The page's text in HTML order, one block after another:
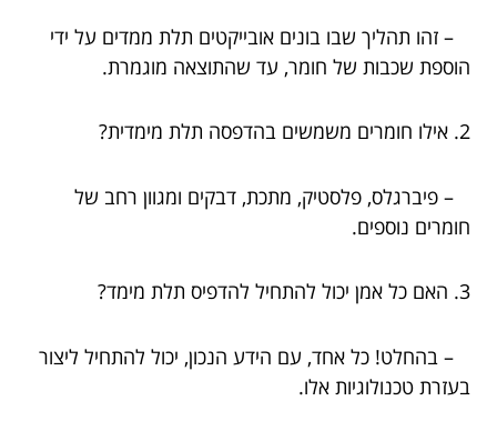
– זהו תהליך שבו בונים אובייקטים תלת ממדים על ידי
הוספת שכבות של חומר, עד שהתוצאה מוגמרת.
2. אילו חומרים משמשים בהדפסה תלת מימדית?
– פיברגלס, פלסטיק, מתכת, דבקים ומגוון רחב של
חומרים נוספים.
3. האם כל אמן יכול להתחיל להדפיס תלת מימד?
– בהחלט! כל אחד, עם הידע הנכון, יכול להתחיל ליצור
בעזרת טכנולוגיות אלו.